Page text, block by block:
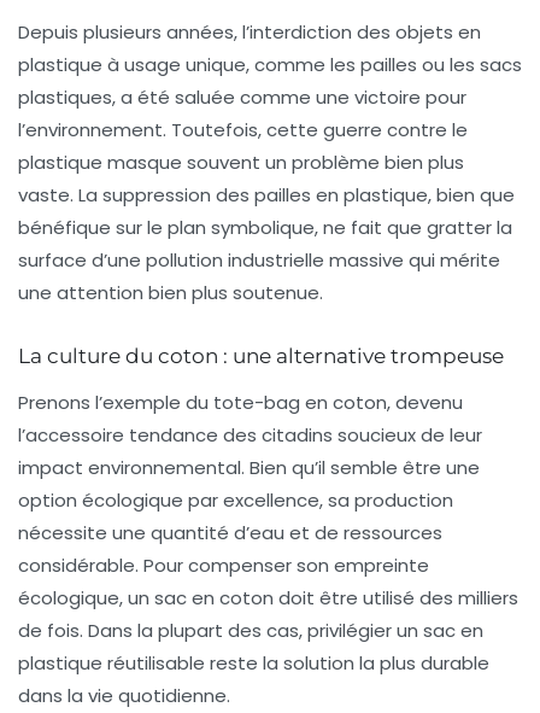
Depuis plusieurs années, l’interdiction des objets en
plastique à usage unique, comme les pailles ou les sacs
plastiques, a été saluée comme une victoire pour
l’environnement. Toutefois, cette guerre contre le
plastique masque souvent un problème bien plus
vaste. La suppression des pailles en plastique, bien que
bénéfique sur le plan symbolique, ne fait que gratter la
surface d’une pollution industrielle massive qui mérite
une attention bien plus soutenue.
La culture du coton : une alternative trompeuse
Prenons l’exemple du tote-bag en coton, devenu
l’accessoire tendance des citadins soucieux de leur
impact environnemental. Bien qu’il semble être une
option écologique par excellence, sa production
nécessite une quantité d’eau et de ressources
considérable. Pour compenser son empreinte
écologique, un sac en coton doit être utilisé des milliers
de fois. Dans la plupart des cas, privilégier un sac en
plastique réutilisable reste la solution la plus durable
dans la vie quotidienne.